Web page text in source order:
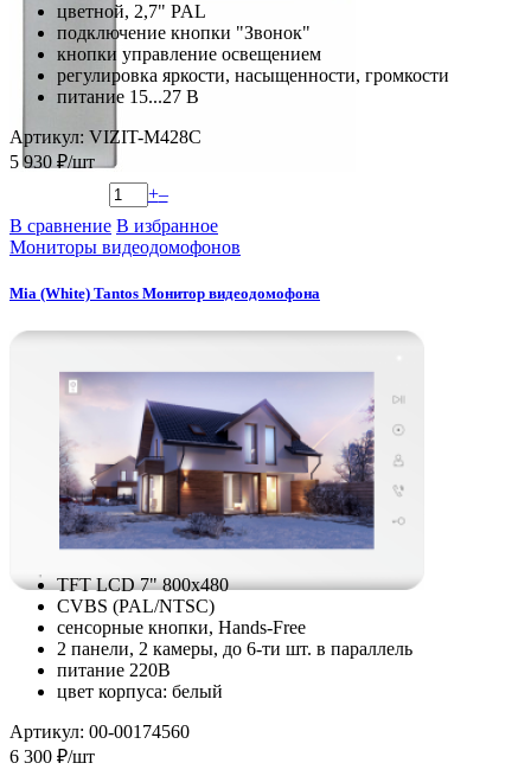
цветной, 2,7" PAL
подключение кнопки "Звонок"
кнопки управление освещением
регулировка яркости, насыщенности, громкости
питание 15...27 В
Артикул: VIZIT-M428C
5 930 ₽/шт
+–
В сравнение В избранное
Мониторы видеодомофонов
Mia (White) Tantos Монитор видеодомофона
TFT LCD 7" 800x480
CVBS (PAL/NTSC)
сенсорные кнопки, Hands-Free
2 панели, 2 камеры, до 6-ти шт. в параллель
питание 220В
цвет корпуса: белый
Артикул: 00-00174560
6 300 ₽/шт